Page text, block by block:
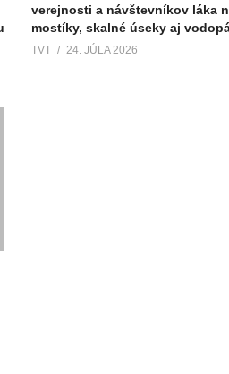
verejnosti a návštevníkov láka
mostíky, skalné úseky aj
TVT 24. JÚLA 2026